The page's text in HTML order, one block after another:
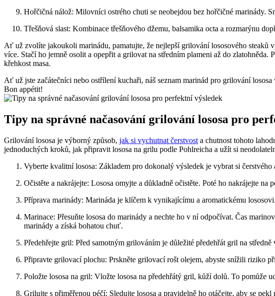
Hořčičná nálož: ⁢Milovníci ostrého chuti se neobejdou bez hořčičné
Třešňová slast: Kombinace třešňového džemu, balsamika ⁣octa a rozmarýnu
Ať už zvolíte jakoukoli marinádu, pamatujte, že nejlepší grilování lososového steaků
více. Stačí ho jemně ‌osolit ⁣a opepřit a grilovat na středním plameni až do
křehkost masa.
Ať už jste začátečníci nebo ostřílení kuchaři, náš ⁤seznam marinád​ pro grilování
Bon ‍appétit!
Tipy na správné načasování grilování lososa pro
Grilování ⁤lososa‌ je výborný způsob, jak si vychutnat čerstvost a chutnost tohoto
jednoduchých kroků, jak připravit lososa na grilu podle Pohlreicha a užít si
Vyberte kvalitní lososa: Základem pro dokonalý výsledek je vybrat si
Očistěte a nakrájejte: Lososa omyjte a důkladně očistěte. Poté ho nakrájejte
Příprava marinády: Marináda je klíčem k vynikajícímu a aromatickému
Marinace: Přesuňte lososa⁢ do marinády a ⁢nechte ho v ní odpočívat. Čas
marinády a získá⁤ bohatou chuť.
Předehřejte gril: Před samotným grilováním je důležité předehřát gril na​
Připravte grilovací plochu: Prskněte grilovací rošt olejem, abyste snížili riziko
Položte lososa na gril: ​Vložte lososa na předehřátý gril,⁢ kůží dolů. To pomůže
Grilujte s přiměřenou péčí: Sledujte lososa a pravidelně ⁢ho otáčejte, aby se